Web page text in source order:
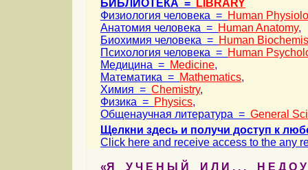
БИБЛИОТЕКА =
LIBRARY
Физиология человека = Human
Анатомия человека = Human Anatomy,
Биохимия человека = Human
Психология человека = Human
Медицина = Medicine,
Математика = Mathematics,
Химия = Chemistry,
Физика = Physics,
Общенаучная литература = General
Щелкни здесь и получи доступ к
Click here and receive access to the any
«Я У Ч Е Н Ы Й И Л И . . . Н Е Д О У